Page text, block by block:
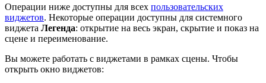
Операции ниже доступны для всех пользовательских
виджетов. Некоторые операции доступны для системного
виджета Легенда: открытие на весь экран, скрытие и показ на
сцене и переименование.
Вы можете работать с виджетами в рамках сцены. Чтобы
открыть окно виджетов: